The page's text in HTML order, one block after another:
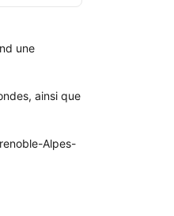
une
ainsi que
Alpes-